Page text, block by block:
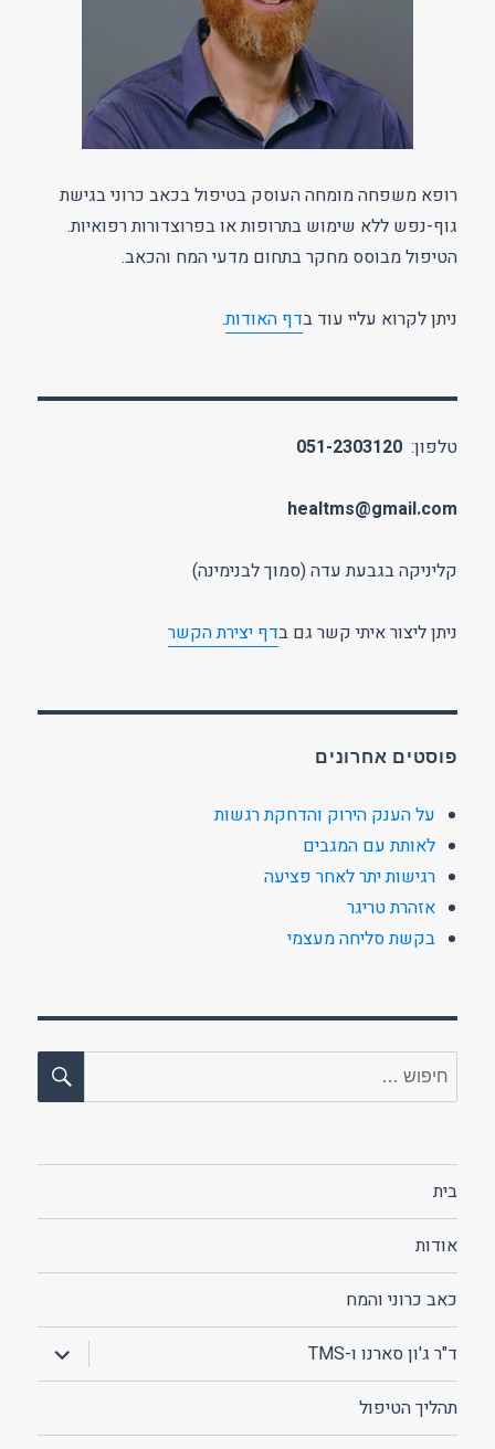
רופא משפחה מומחה העוסק בטיפול בכאב כרוני בגישת
גוף-נפש ללא שימוש בתרופות או בפרוצדורות רפואיות.
הטיפול מבוסס מחקר בתחום מדעי המח והכאב.
ניתן לקרוא עליי עוד בדף האודות.
טלפון:051-2303120
healtms@gmail.com
קליניקה בגבעת עדה (סמוך לבנימינה)
ניתן ליצור איתי קשר גם בדף יצירת הקשר
פוסטים אחרונים
על הענק הירוק והדחקת רגשות
לאותת עם המגבים
רגישות יתר לאחר פציעה
אזהרת טריגר
בקשת סליחה מעצמי
חפש:
בית
אודות
כאב כרוני והמח
ד"ר ג'ון סארנו ו-TMS הצג
תפריט
תהליך הטיפול